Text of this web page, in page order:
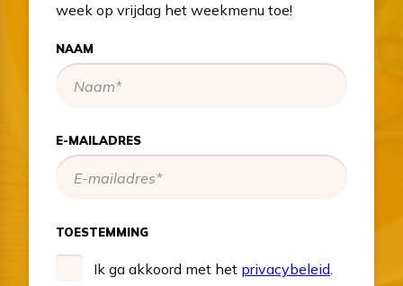
week op vrijdag het weekmenu toe!
NAAM
E-MAILADRES
TOESTEMMING
Ik ga akkoord met het privacybeleid.